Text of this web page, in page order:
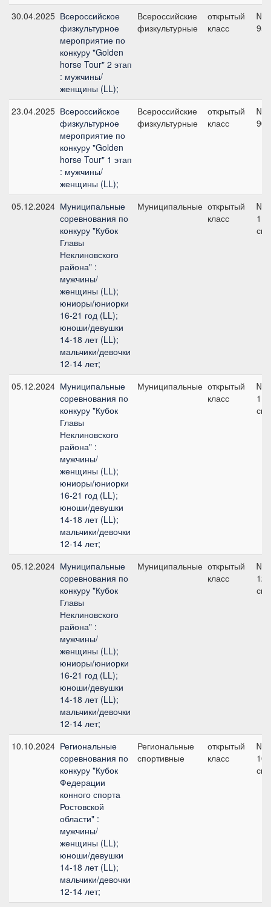
30.04.2025 Всероссийское
физкультурное
мероприятие по
конкуру "Golden
horse Tour" 2 этап
: мужчины/
женщины (LL);
Всероссийские
физкультурные
открытый
класс
95
23.04.2025 Всероссийское
физкультурное
мероприятие по
конкуру "Golden
horse Tour" 1 этап
: мужчины/
женщины (LL);
Всероссийские
физкультурные
открытый
класс
90
05.12.2024 Муниципальные
соревнования по
конкуру "Кубок
Главы
Неклиновского
района" :
мужчины/
женщины (LL);
юниоры/юниорки
16-21 год (LL);
юноши/девушки
14-18 лет (LL);
мальчики/девочки
12-14 лет;
Муниципальные открытый
класс
110
см
05.12.2024 Муниципальные
соревнования по
конкуру "Кубок
Главы
Неклиновского
района" :
мужчины/
женщины (LL);
юниоры/юниорки
16-21 год (LL);
юноши/девушки
14-18 лет (LL);
мальчики/девочки
12-14 лет;
Муниципальные открытый
класс
115
см
05.12.2024 Муниципальные
соревнования по
конкуру "Кубок
Главы
Неклиновского
района" :
мужчины/
женщины (LL);
юниоры/юниорки
16-21 год (LL);
юноши/девушки
14-18 лет (LL);
мальчики/девочки
12-14 лет;
Муниципальные открытый
класс
120
см
10.10.2024 Региональные
соревнования по
конкуру "Кубок
Федерации
конного спорта
Ростовской
области" :
мужчины/
женщины (LL);
юноши/девушки
14-18 лет (LL);
мальчики/девочки
12-14 лет;
Региональные
спортивные
открытый
класс
105
см